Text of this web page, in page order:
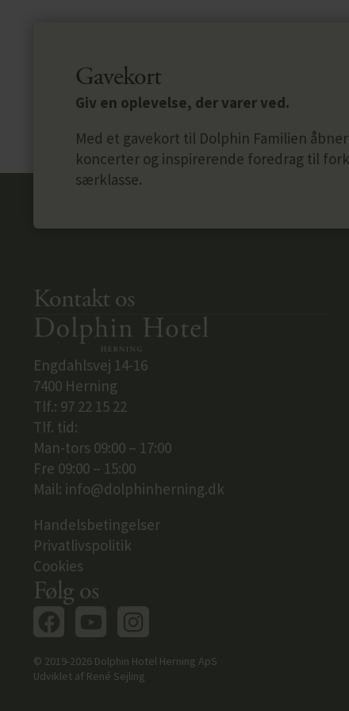
Gavekort
Giv en oplevelse, der varer ved.
Med et gavekort til Dolphin Familien
koncerter og inspirerende foredrag til
særklasse.
Kontakt os
Engdahlsvej 14-16
7400 Herning
Tlf.: 97 22 15 22
Tlf. tid:
Man-tors 09:00 – 17:00
Fre 09:00 – 15:00
Mail: info@dolphinherning.dk
Handelsbetingelser
Privatlivspolitik
Cookies
Følg os
© 2019-2026 Dolphin Hotel Herning ApS
Udviklet af René Sejling